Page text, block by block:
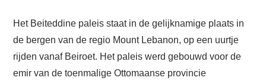
Het Beiteddine paleis staat in de gelijknamige plaats in
de bergen van de regio Mount Lebanon, op een uurtje
rijden vanaf Beiroet. Het paleis werd gebouwd voor de
emir van de toenmalige Ottomaanse provincie